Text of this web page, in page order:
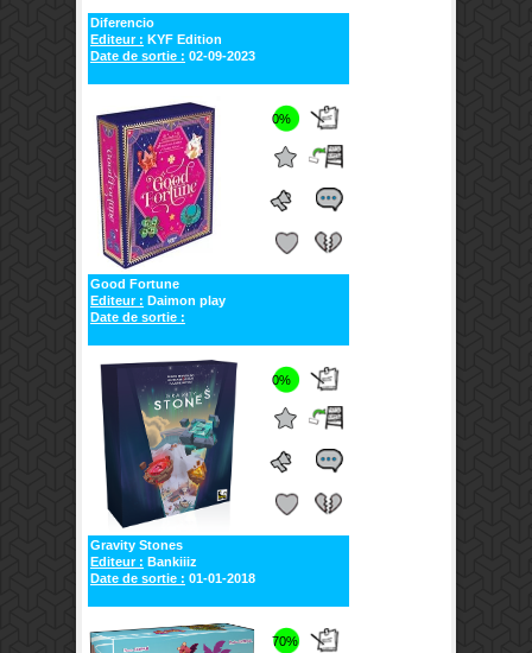
Diferencio
Editeur : KYF Edition
Date de sortie : 02-09-2023
0%
Good Fortune
Editeur : Daimon play
Date de sortie :
0%
Gravity Stones
Editeur : Bankiiiz
Date de sortie : 01-01-2018
70%